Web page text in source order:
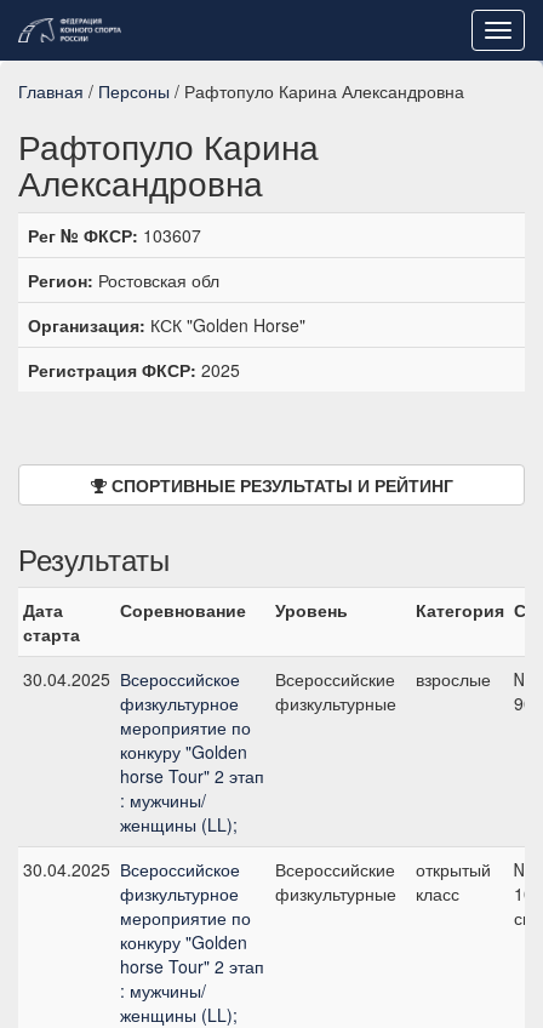
Главная / Персоны / Рафтопуло Карина Александровна
Рафтопуло Карина
Александровна
Рег № ФКСР: 103607
Регион: Ростовская обл
Организация: КСК "Golden Horse"
Регистрация ФКСР: 2025
СПОРТИВНЫЕ РЕЗУЛЬТАТЫ И РЕЙТИНГ
Результаты
Дата
старта
Соревнование Уровень Категория
30.04.2025 Всероссийское
физкультурное
мероприятие по
конкуру "Golden
horse Tour" 2 этап
: мужчины/
женщины (LL);
Всероссийские
физкультурные
взрослые
90
30.04.2025 Всероссийское
физкультурное
мероприятие по
конкуру "Golden
horse Tour" 2 этап
: мужчины/
женщины (LL);
Всероссийские
физкультурные
открытый
класс
100
см